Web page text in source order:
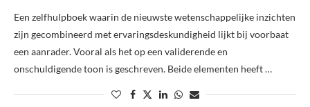
Een zelfhulpboek waarin de nieuwste wetenschappelijke inzichten
zijn gecombineerd met ervaringsdeskundigheid lijkt bij voorbaat
een aanrader. Vooral als het op een validerende en
onschuldigende toon is geschreven. Beide elementen heeft …